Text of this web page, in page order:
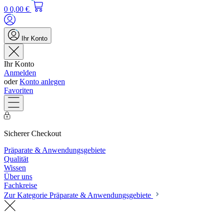
0 0,00 €
Ihr Konto
Ihr Konto
Anmelden
oderKonto anlegen
Favoriten
Sicherer Checkout
Präparate & Anwendungsgebiete
Qualität
Wissen
Über uns
Fachkreise
Zur Kategorie Präparate & Anwendungsgebiete